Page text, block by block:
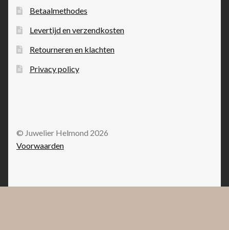
Betaalmethodes
Levertijd en verzendkosten
Retourneren en klachten
Privacy policy
© Juwelier Helmond 2026
Voorwaarden